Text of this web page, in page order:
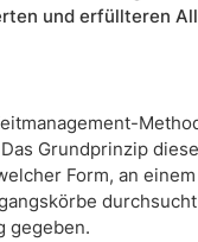
und erfüllteren
Grundprinzip
Form, an
gegeben.